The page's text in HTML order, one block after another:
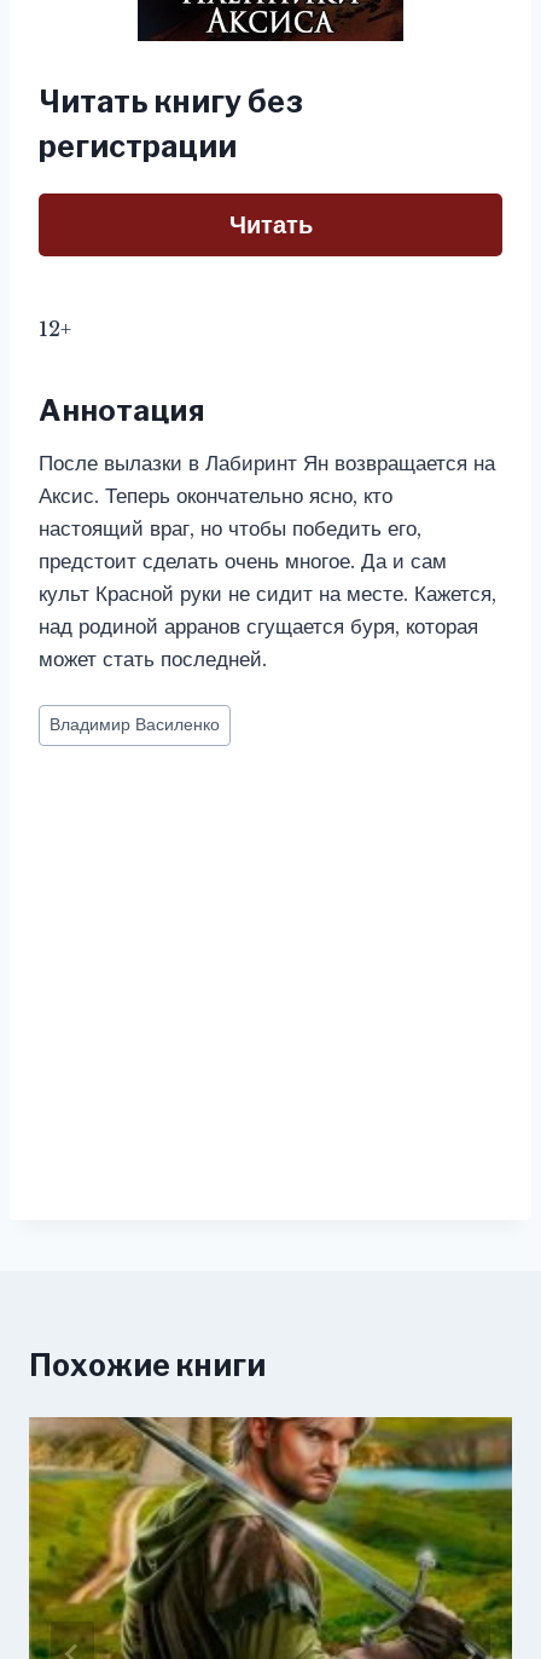
Читать книгу без
регистрации
Читать
12+
Аннотация
После вылазки в Лабиринт Ян возвращается на
Аксис. Теперь окончательно ясно, кто
настоящий враг, но чтобы победить его,
предстоит сделать очень многое. Да и сам
культ Красной руки не сидит на месте. Кажется,
над родиной арранов сгущается буря, которая
может стать последней.
Метки
записи:
Владимир Василенко
Похожие книги